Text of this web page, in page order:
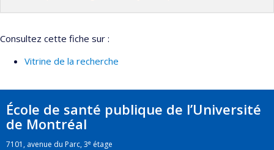
Consultez cette fiche sur :
Vitrine de la recherche
École de santé publique de l’Université
de Montréal
7101, avenue du Parc, 3e étage